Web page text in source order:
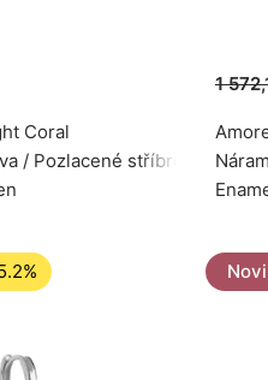
Coral
/ Pozlacené stříbro 925
1